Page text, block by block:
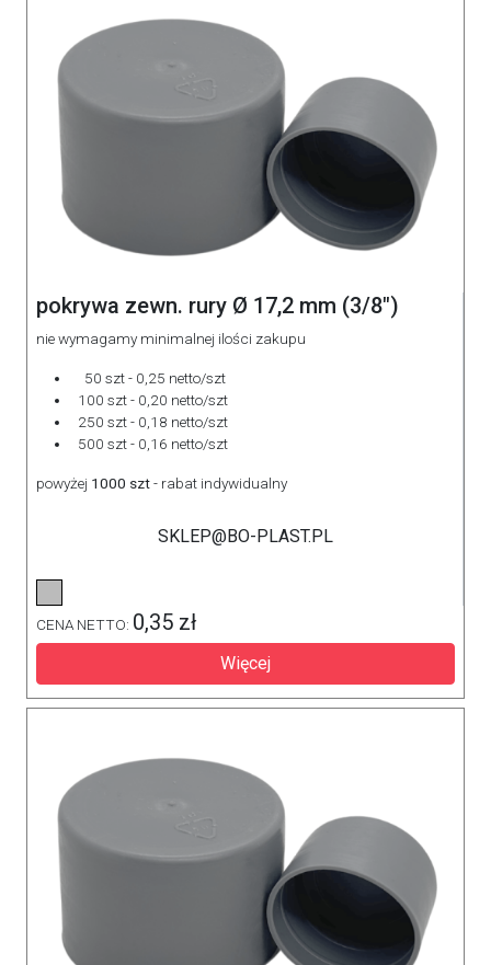
pokrywa zewn. rury Ø 17,2 mm (3/8")
nie wymagamy minimalnej ilości zakupu
50 szt - 0,25 netto/szt
100 szt - 0,20 netto/szt
250 szt - 0,18 netto/szt
500 szt - 0,16 netto/szt
powyżej 1000 szt- rabat indywidualny
SKLEP@BO-PLAST.PL
CENA NETTO: 0,35 zł
Więcej